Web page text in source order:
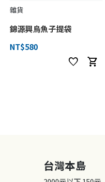
雜貨
錦源興烏魚子提袋
NT$580
favorite shopping_cart
台灣本島